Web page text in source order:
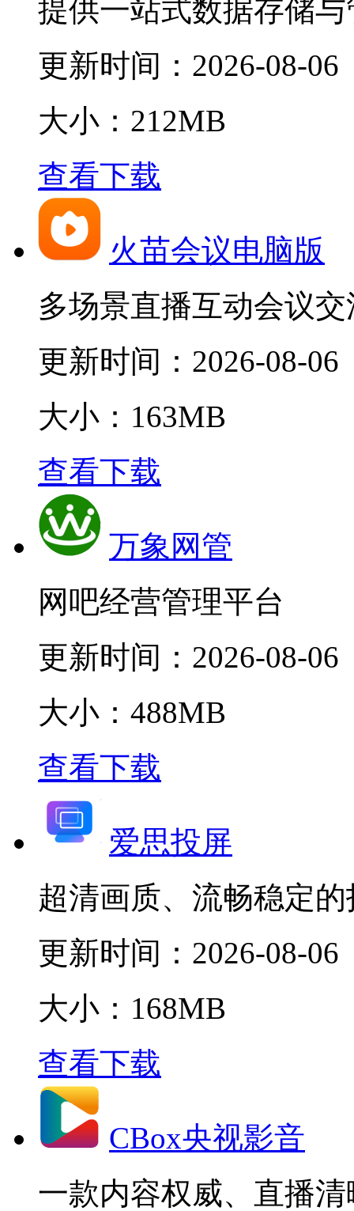
提供一站式数据存储
更新时间： 2026-08-06
大小：212MB
查看下载
火苗会议电脑版
多场景直播互动会议
更新时间： 2026-08-06
大小：163MB
查看下载
万象网管
网吧经营管理平台
更新时间： 2026-08-06
大小：488MB
查看下载
爱思投屏
超清画质、流畅稳定
更新时间： 2026-08-06
大小：168MB
查看下载
CBox央视影音
一款内容权威、直播